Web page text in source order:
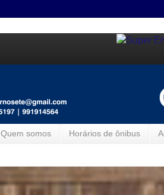
Quem somos Horários de ônibus